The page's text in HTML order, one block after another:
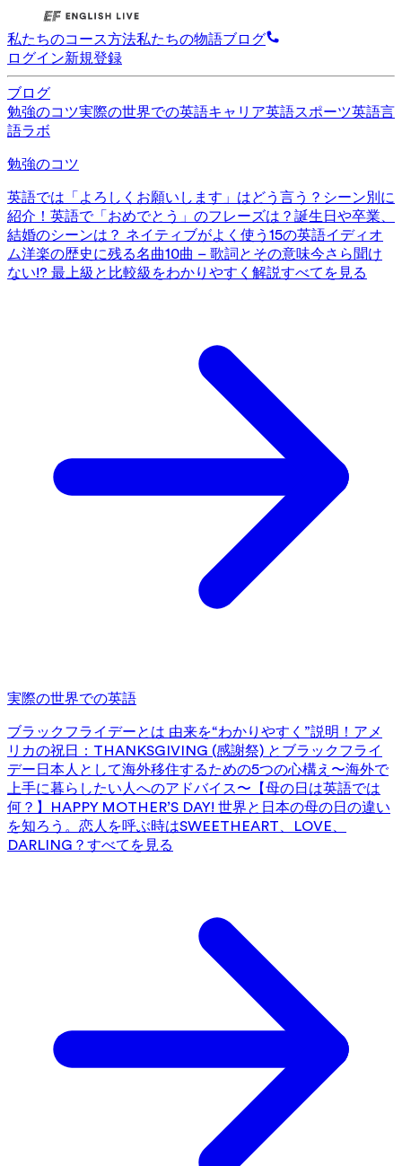
私たちのコース方法私たちの物語ブログ
ログイン新規登録
ブログ
勉強のコツ実際の世界での英語キャリア英語スポーツ英語言
語ラボ
勉強のコツ
英語では「よろしくお願いします」はどう言う？シーン別に
紹介！ 英語で「おめでとう」のフレーズは？誕生日や卒業、
結婚のシーンは？ ネイティブがよく使う15の英語イディオ
ム洋楽の歴史に残る名曲10曲 – 歌詞とその意味今さら聞け
ない!? 最上級と比較級をわかりやすく解説すべてを見る
実際の世界での英語
ブラックフライデーとは 由来を“わかりやすく”説明！ アメ
リカの祝日：THANKSGIVING (感謝祭) とブラックフライ
デー 日本人として海外移住するための5つの心構え〜海外で
上手に暮らしたい人へのアドバイス〜 【母の日は英語では
何？】HAPPY MOTHER’S DAY! 世界と日本の母の日の違い
を知ろう。 恋人を呼ぶ時はSWEETHEART、LOVE、
DARLING？ すべてを見る